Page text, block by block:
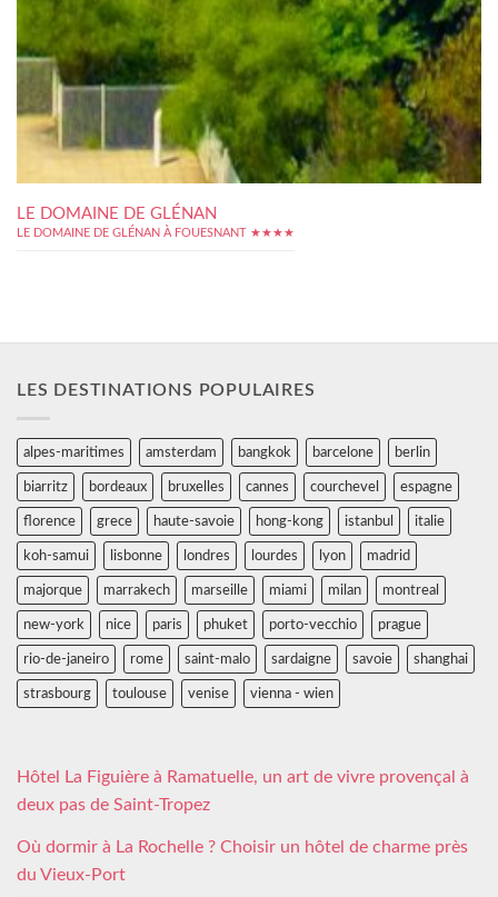
LE DOMAINE DE GLÉNAN
LE DOMAINE DE GLÉNAN À FOUESNANT ★★★★
LES DESTINATIONS POPULAIRES
alpes-maritimes amsterdam bangkok barcelone berlin
biarritz bordeaux bruxelles cannes courchevel espagne
florence grece haute-savoie hong-kong istanbul italie
koh-samui lisbonne londres lourdes lyon madrid
majorque marrakech marseille miami milan montreal
new-york nice paris phuket porto-vecchio prague
rio-de-janeiro rome saint-malo sardaigne savoie shanghai
strasbourg toulouse venise vienna - wien
Hôtel La Figuière à Ramatuelle, un art de vivre provençal à
deux pas de Saint-Tropez
Où dormir à La Rochelle ? Choisir un hôtel de charme près
du Vieux-Port